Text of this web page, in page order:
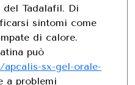
Tadalafil. Di
sintomi come
di calore.
può
sx-gel-orale-
a problemi